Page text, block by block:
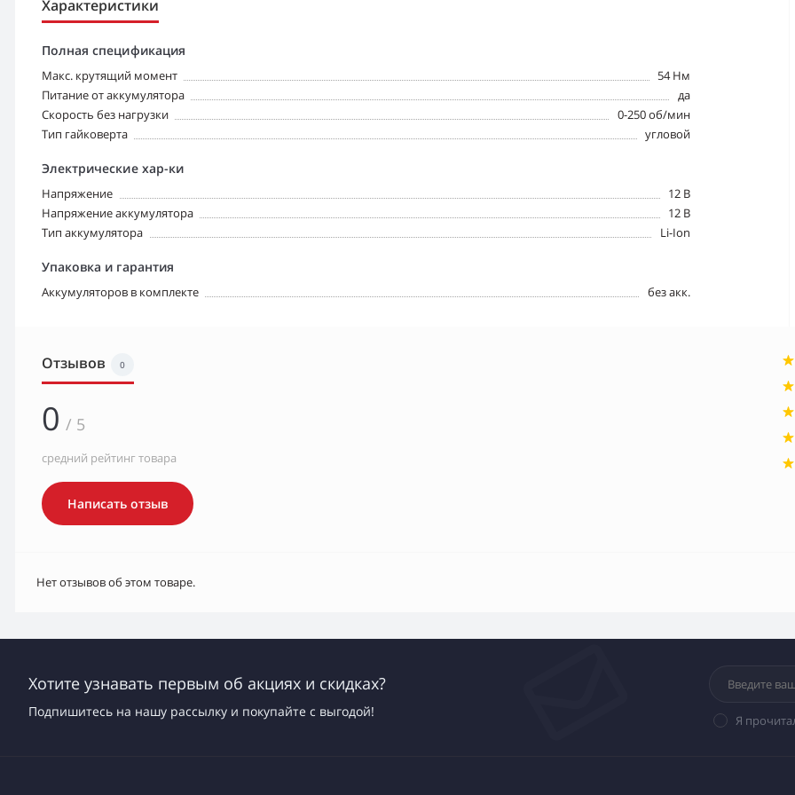
Характеристики
Полная спецификация
Макс. крутящий момент
54 Нм
Питание от аккумулятора
да
Скорость без нагрузки
0-250 об/мин
Тип гайковерта
угловой
Электрические хар-ки
Напряжение
12 В
Напряжение аккумулятора
12 В
Тип аккумулятора
Li-Ion
Упаковка и гарантия
Аккумуляторов в комплекте без акк.
Отзывов 0
0 / 5
средний рейтинг товара
Написать отзыв
Нет отзывов об этом товаре.
Хотите узнавать первым об акциях и скидках?
Подпишитесь на нашу рассылку и покупайте с выгодой!
Я